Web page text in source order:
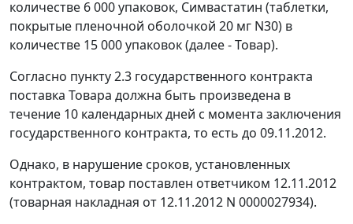
количестве 6 000 упаковок, Симвастатин (таблетки,
покрытые пленочной оболочкой 20 мг N30) в
количестве 15 000 упаковок (далее - Товар).
Согласно пункту 2.3 государственного контракта
поставка Товара должна быть произведена в
течение 10 календарных дней с момента заключения
государственного контракта, то есть до 09.11.2012.
Однако, в нарушение сроков, установленных
контрактом, товар поставлен ответчиком 12.11.2012
(товарная накладная от 12.11.2012 N 0000027934).